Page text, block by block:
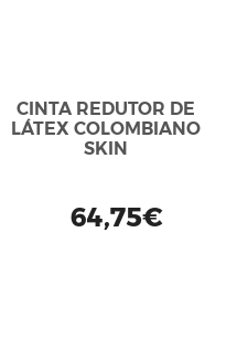
CINTA REDUTOR DE
LÁTEX COLOMBIANO
SKIN
64,75€